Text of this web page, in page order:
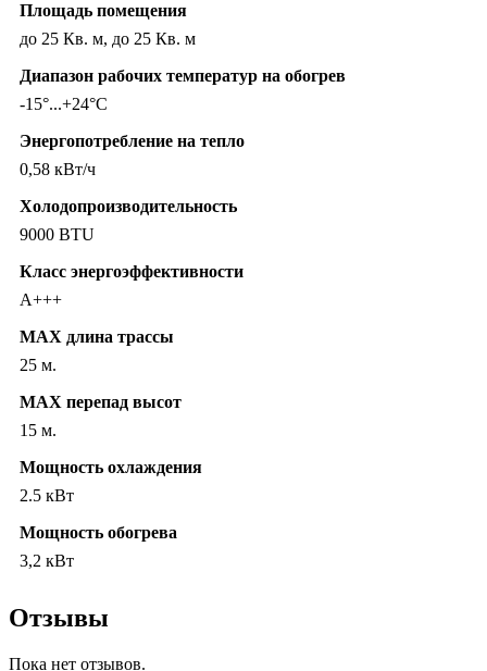
Площадь помещения
до 25 Кв. м, до 25 Кв. м
Диапазон рабочих температур на обогрев
-15°...+24°C
Энергопотребление на тепло
0,58 кВт/ч
Холодопроизводительность
9000 BTU
Класс энергоэффективности
A+++
MAX длина трассы
25 м.
MAX перепад высот
15 м.
Мощность охлаждения
2.5 кВт
Мощность обогрева
3,2 кВт
Отзывы
Пока нет отзывов.